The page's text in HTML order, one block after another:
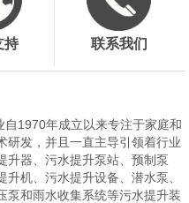
持 联系我们
自1970年成立以来专注于家庭和
研发，并且一直主导引领着行业
升器、污水提升泵站、预制泵
机、污水提升设备、潜水泵、
泵和雨水收集系统等污水提升装